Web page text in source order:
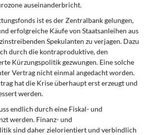
auseinanderbricht.
ist es der Zentralbank gelungen,
erfolgreiche Käufe von Staatsanleihen aus
Spekulanten zu verjagen. Dazu
durch die kontraproduktive, den
Kürzungspolitik gezwungen. Eine solche
Vertrag nicht einmal angedacht worden.
hat die Krise überhaupt erst erzeugt und
werden.
endlich durch eine Fiskal- und
werden. Finanz- und
sind daher zielorientiert und verbindlich